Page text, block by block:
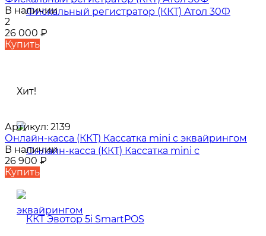
В наличии
2
26 000 ₽
Купить
Хит!
Артикул: 2139
Онлайн-касса (ККТ) Кассатка mini c эквайрингом
В наличии
26 900 ₽
Купить